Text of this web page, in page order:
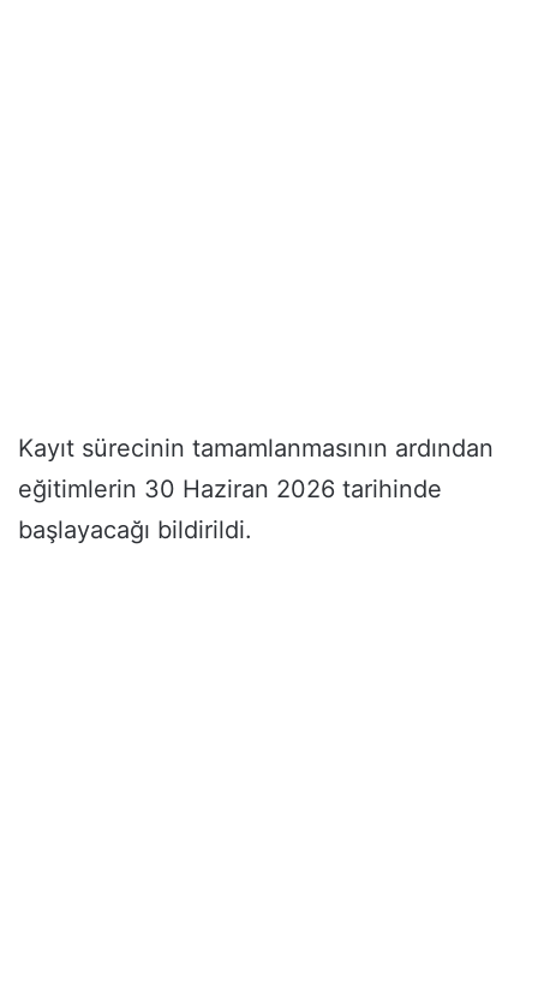
Kayıt sürecinin tamamlanmasının ardından
eğitimlerin 30 Haziran 2026 tarihinde
başlayacağı bildirildi.